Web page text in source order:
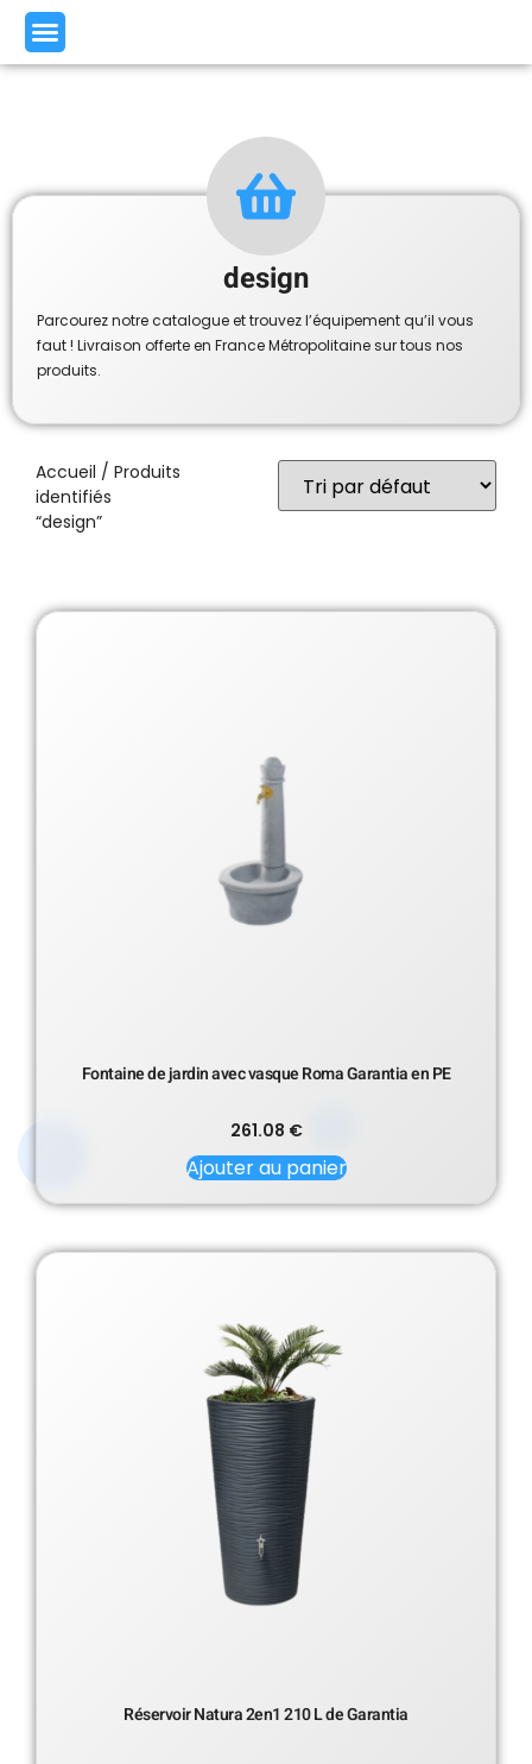
design
Parcourez notre catalogue et trouvez l’équipement qu’il vous
faut ! Livraison offerte en France Métropolitaine sur tous nos
produits.
Accueil / Produits
identifiés
“design”
Fontaine de jardin avec vasque Roma Garantia en PE
261.08 €
Ajouter au panier
Réservoir Natura 2en1 210 L de Garantia